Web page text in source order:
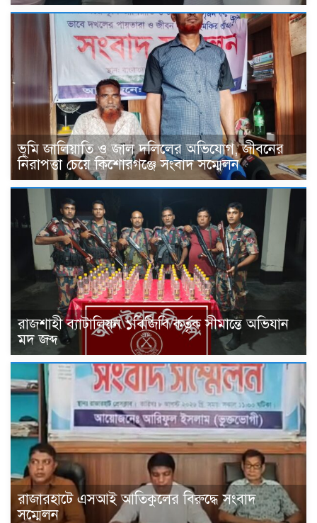
ভূমি জালিয়াতি ও জাল দলিলের অভিযোগ, জীবনের
নিরাপত্তা চেয়ে কিশোরগঞ্জে সংবাদ সম্মেলন
রাজশাহী ব্যাটালিয়ন ১বিজিবি কর্তৃক সীমান্তে অভিযান
মদ জব্দ
রাজারহাটে এসআই আতিকুলের বিরুদ্ধে সংবাদ
সম্মেলন